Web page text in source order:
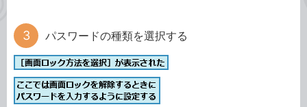
パスワードの種類を選択する